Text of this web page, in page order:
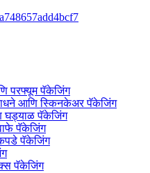
परफ्यूम पॅकेजिंग
आणि स्किनकेअर पॅकेजिंग
घड्याळ पॅकेजिंग
पॅकेजिंग
पॅकेजिंग
पॅकेजिंग